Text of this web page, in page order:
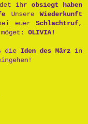
ihr obsiegt haben
UnsereWiederkunft
euerSchlachtruf,
OLIVIA!
die Iden des März in